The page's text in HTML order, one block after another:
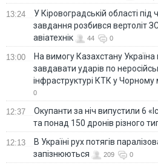
13:24
У Кіровоградській області
завдання розбився вертоліт
авіатехнік
44 0
13:00
На вимогу Казахстану
завдавати ударів по
інфраструктурі КТК у
0
12:37
Окупанти за ніч випустили 6
та понад 150 дронів різного
12:13
В Україні рух потягів
запізнюються
209 0